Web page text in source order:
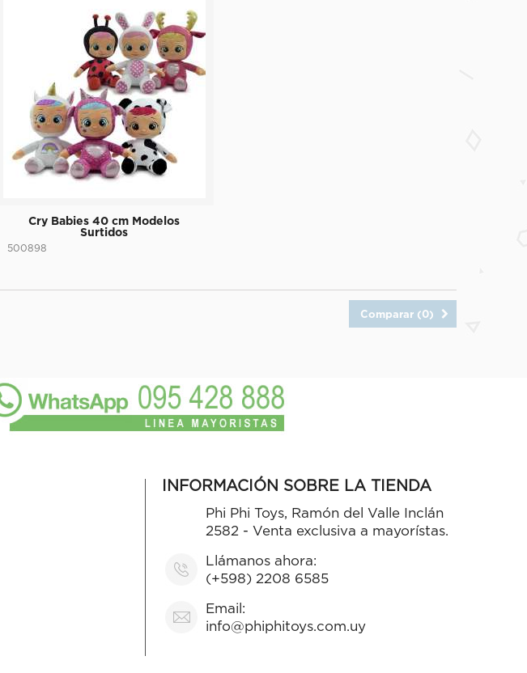
Cry Babies 40 cm Modelos
Surtidos
500898
Comparar (0)
INFORMACIÓN SOBRE LA TIENDA
Phi Phi Toys, Ramón del Valle Inclán
2582 - Venta exclusiva a mayorístas.
Llámanos ahora:
(+598) 2208 6585
Email:
info@phiphitoys.com.uy